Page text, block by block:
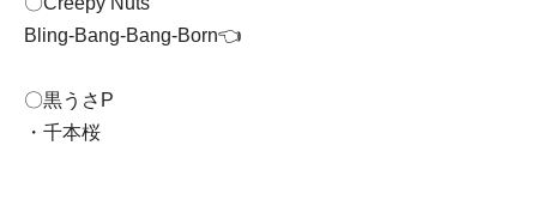
Bling-Bang-Bang-Born👈
〇黒うさP
・千本桜